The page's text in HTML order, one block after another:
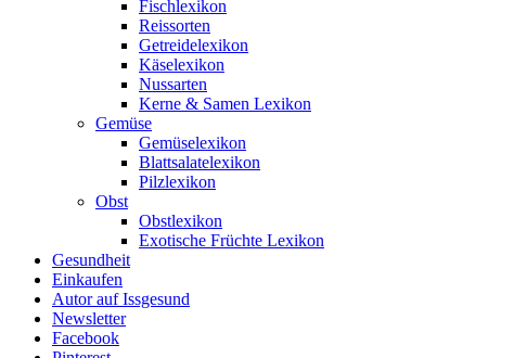
Fischlexikon
Reissorten
Getreidelexikon
Käselexikon
Nussarten
Kerne & Samen Lexikon
Gemüse
Gemüselexikon
Blattsalatelexikon
Pilzlexikon
Obst
Obstlexikon
Exotische Früchte Lexikon
Gesundheit
Einkaufen
Autor auf Issgesund
Newsletter
Facebook